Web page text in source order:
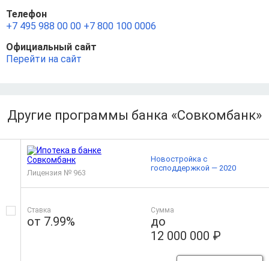
Телефон
+7 495 988 00 00 +7 800 100 0006
Официальный сайт
Перейти на сайт
Другие программы банка «Совкомбанк»
Лицензия № 963
Ставка
от 7.99%
Сумма
до
12 000 000 ₽
Новостройка с
господдержкой — 2020